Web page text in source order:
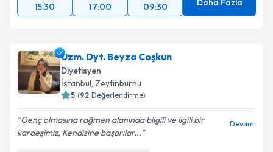
15:30 17:00 09:30 Daha Fazla
Uzm. Dyt. Beyza Coşkun
Diyetisyen
İstanbul, Zeytinburnu
5 (92 Değerlendirme)
Genç olmasına rağmen alanında bilgili ve ilgili bir
kardeşimiz, Kendisine başarılar...
Devamı